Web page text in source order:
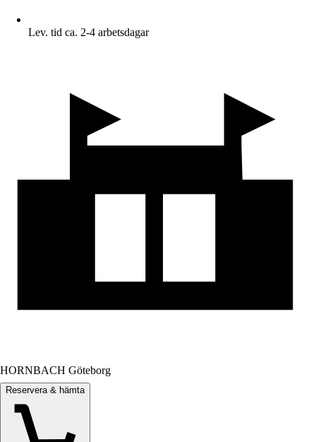
Lev. tid ca. 2-4 arbetsdagar
HORNBACH Göteborg
Reservera & hämta